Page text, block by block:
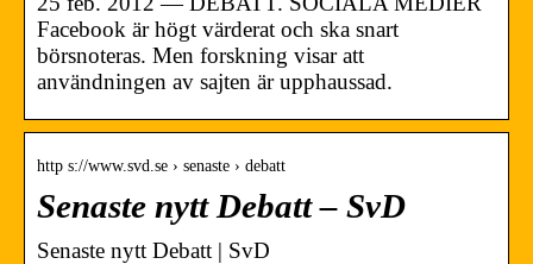
Facebook är högt värderat och ska snart
börsnoteras. Men forskning visar att
användningen av sajten är upphaussad.
http s://www.svd.se › senaste › debatt
Senaste nytt Debatt – SvD
Senaste nytt Debatt | SvD